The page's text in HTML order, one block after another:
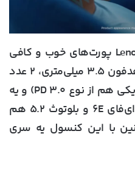
پورت‌های خوب و کافی
هم ارائه میده. مثل یه جک هدفون ۳.۵ میلی‌متری، ۲ عدد
USB-C (یکی از نوع DP ۱.۴ و یکی هم از نوع PD ۳.۰) و یه
کارتخوان حافظه micro SD. وای‌فای ۶E و بلوتوث ۵.۲ هم
با این کنسول یه سری